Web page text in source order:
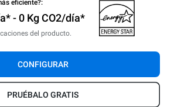
eficiente?:
- 0 Kg CO2/día*
del producto.
CONFIGURAR
PRUÉBALO GRATIS